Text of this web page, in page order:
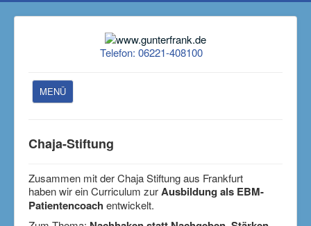
Telefon: 06221-408100
MENÜ
Bücher
Vorträge
Seminare
Medienberichte
Chaja-Stiftung
Zusammen mit der Chaja Stiftung aus Frankfurt
haben wir ein Curriculum zurAusbildung als EBM-
Patientencoach entwickelt.